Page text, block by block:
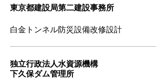
東京都建設局第二建設事務所
白金トンネル防災設備改修設計
独立行政法人水資源機構
下久保ダム管理所